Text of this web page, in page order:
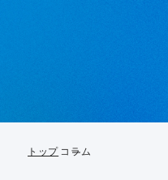
トップ コラム